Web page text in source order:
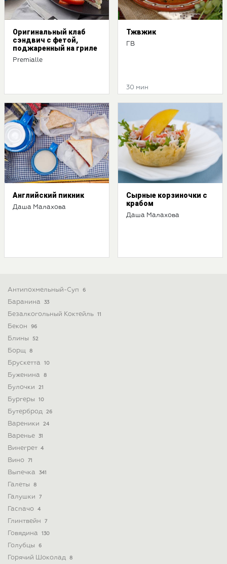
Оригинальный клаб
сэндвич с фетой,
поджаренный на гриле
Premialle
Тжвжик
ГВ
30 мин
Английский пикник
Даша Малахова
Сырные корзиночки с
крабом
Даша Малахова
Антипохмельный-Суп 6
Баранина 33
Безалкогольный Коктейль 11
Бекон 96
Блины 52
Борщ 8
Брускетта 10
Буженина 8
Булочки 21
Бургеры 10
Бутерброд 26
Вареники 24
Варенье 31
Винегрет 4
Вино 71
Выпечка 341
Галеты 8
Галушки 7
Гаспачо 4
Глинтвейн 7
Говядина 130
Голубцы 6
Горячий Шоколад 8